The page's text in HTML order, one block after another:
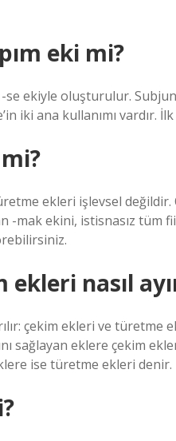
eki mi?
ekiyle oluşturulur.
iki ana kullanımı vardır.
ekleri işlevsel
-mak ekini, istisnasız tüm
ekleri nasıl
çekim ekleri ve türetme
sağlayan eklere çekim
ise türetme ekleri denir.